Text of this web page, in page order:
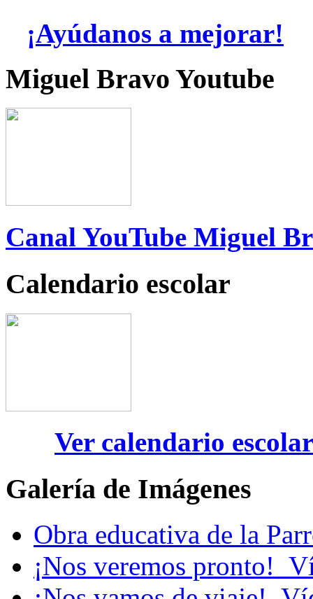
¡Ayúdanos a mejorar!
Miguel Bravo Youtube
Canal YouTube Miguel
Calendario escolar
Ver calendario escolar
Galería de Imágenes
Obra educativa de la
¡Nos veremos